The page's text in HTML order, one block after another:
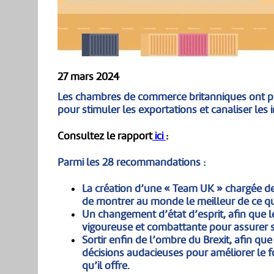
27 mars 2024
Les chambres de commerce britanniques ont
pour stimuler les exportations et canaliser les
Consultez le rapportici:
Parmi les 28 recommandations :
La création d’une « Team UK » chargée
de montrer au monde le meilleur de ce
Un changement d’état d’esprit, afin
vigoureuse et combattante pour assurer
Sortir enfin de l’ombre du Brexit, afin
décisions audacieuses pour améliorer
qu’il offre.